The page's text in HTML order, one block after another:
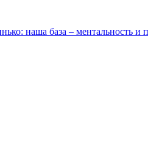
наша база – ментальность и